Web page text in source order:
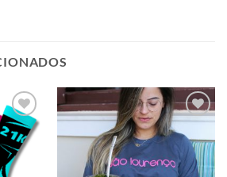
a minha
lista
Adicionar
a minha
lista